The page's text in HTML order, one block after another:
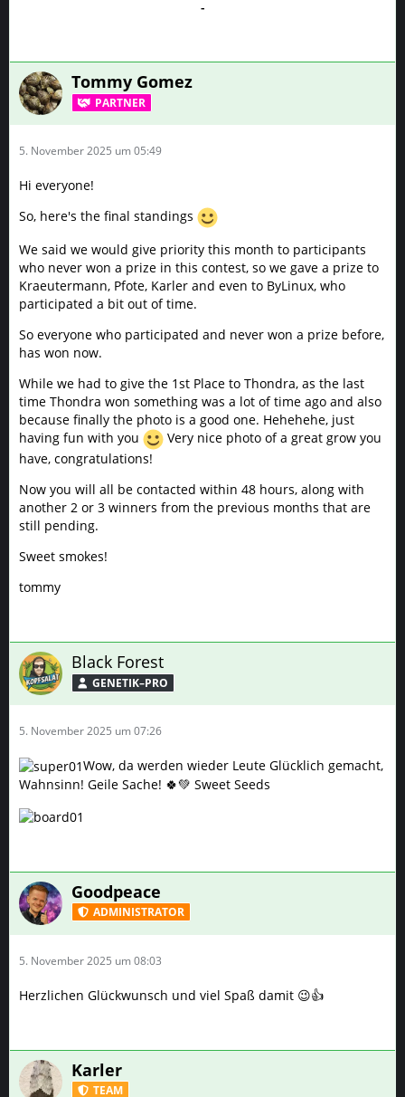
-
Tommy Gomez
PARTNER
5. November 2025 um 05:49
Hi everyone!
So, here's the final standings
We said we would give priority this month to participants
who never won a prize in this contest, so we gave a prize to
Kraeutermann, Pfote, Karler and even to ByLinux, who
participated a bit out of time.
So everyone who participated and never won a prize before,
has won now.
While we had to give the 1st Place to Thondra, as the last
time Thondra won something was a lot of time ago and also
because finally the photo is a good one. Hehehehe, just
having fun with you
Very nice photo of a great grow you
have, congratulations!
Now you will all be contacted within 48 hours, along with
another 2 or 3 winners from the previous months that are
still pending.
Sweet smokes!
tommy
Black Forest
GENETIK–PRO
5. November 2025 um 07:26
Wow, da werden wieder Leute Glücklich gemacht,
Wahnsinn! Geile Sache! 🍀💚 Sweet Seeds
Goodpeace
ADMINISTRATOR
5. November 2025 um 08:03
Herzlichen Glückwunsch und viel Spaß damit 😉👍
Karler
TEAM